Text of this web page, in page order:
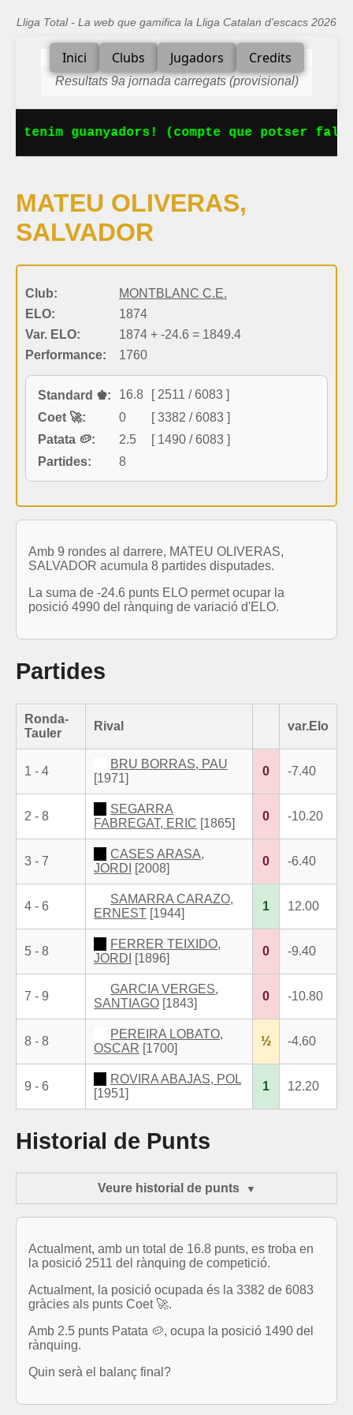
Lliga Total - La web que gamifica la Lliga Catalan d'escacs 2026
Inici Clubs Jugadors Credits
Resultats 9a jornada carregats (provisional)
tenim guanyadors! (compte que potser
MATEU OLIVERAS,
SALVADOR
Club:
MONTBLANC C.E.
ELO:
1874
Var. ELO:
1874 + -24.6 = 1849.4
Performance:
1760
Standard ♚: 16.8
[ 2511 / 6083 ]
Coet 🚀:
0
[ 3382 / 6083 ]
Patata 🥔:
2.5
[ 1490 / 6083 ]
Partides:
8
Amb 9 rondes al darrere, MATEU OLIVERAS,
SALVADOR acumula 8 partides disputades.
La suma de -24.6 punts ELO permet ocupar la
posició 4990 del rànquing de variació d'ELO.
Partides
Ronda-
Tauler
Rival var.Elo
1 - 4
BRU BORRAS, PAU
[1971]
0 -7.40
2 - 8
SEGARRA
FABREGAT, ERIC [1865]
0 -10.20
3 - 7
CASES ARASA,
JORDI
[2008]
0 -6.40
4 - 6
SAMARRA CARAZO,
ERNEST [1944]
1 12.00
5 - 8
FERRER TEIXIDO,
JORDI
[1896]
0 -9.40
7 - 9
GARCIA VERGES,
SANTIAGO [1843]
0 -10.80
8 - 8
PEREIRA LOBATO,
OSCAR [1700]
½ -4.60
9 - 6
ROVIRA ABAJAS, POL
[1951]
1 12.20
Historial de Punts
Veure historial de punts
Actualment, amb un total de 16.8 punts, es troba en
la posició 2511 del rànquing de competició.
Actualment, la posició ocupada és la 3382 de 6083
gràcies als punts Coet 🚀.
Amb 2.5 punts Patata 🥔, ocupa la posició 1490 del
rànquing.
Quin serà el balanç final?